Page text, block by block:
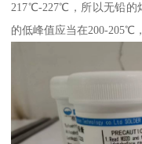
217℃-227℃，所以无铅的
的低峰值应当在200-205℃